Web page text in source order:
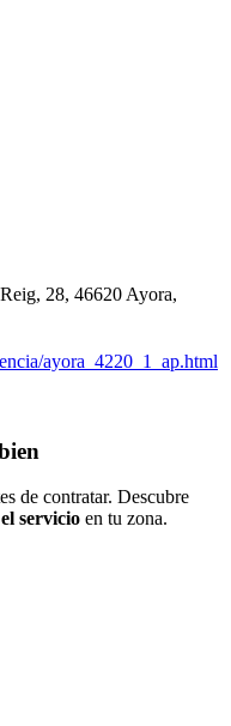
28, 46620 Ayora,
ayora_4220_1_ap.html
de contratar. Descubre
servicio en tu zona.